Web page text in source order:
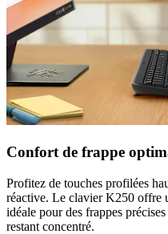
Confort de frappe
Profitez de touches profilées
réactive. Le clavier K250 offre
idéale pour des frappes
restant concentré.